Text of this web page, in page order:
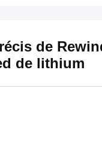
de
de lithium